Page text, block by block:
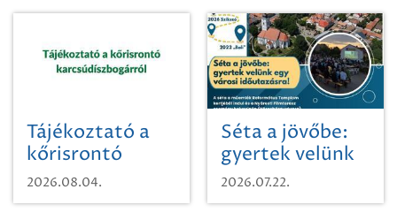
Tájékoztató a
kőrisrontó
karcsúdíszbogárról
2026.08.04.
Séta a jövőbe:
gyertek velünk
egy városi
időutazásra!
2026.07.22.